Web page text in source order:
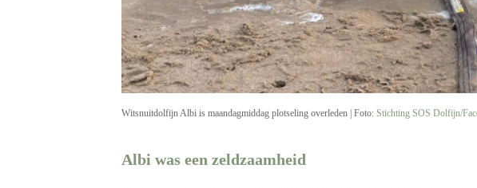
Witsnuitdolfijn Albi is maandagmiddag plotseling overleden | Foto: Stichting SOS Dolfijn/
Albi was een zeldzaamheid